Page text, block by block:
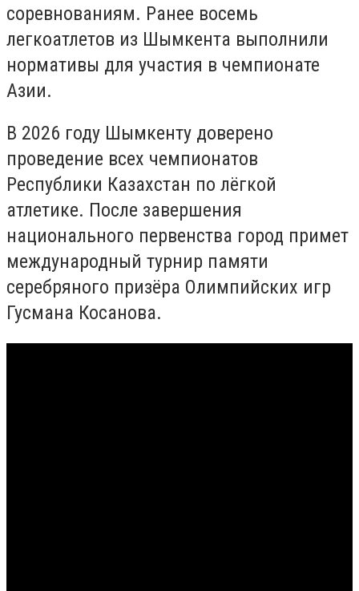
соревнованиям. Ранее восемь
легкоатлетов из Шымкента выполнили
нормативы для участия в чемпионате
Азии.
В 2026 году Шымкенту доверено
проведение всех чемпионатов
Республики Казахстан по лёгкой
атлетике. После завершения
национального первенства город примет
международный турнир памяти
серебряного призёра Олимпийских игр
Гусмана Косанова.